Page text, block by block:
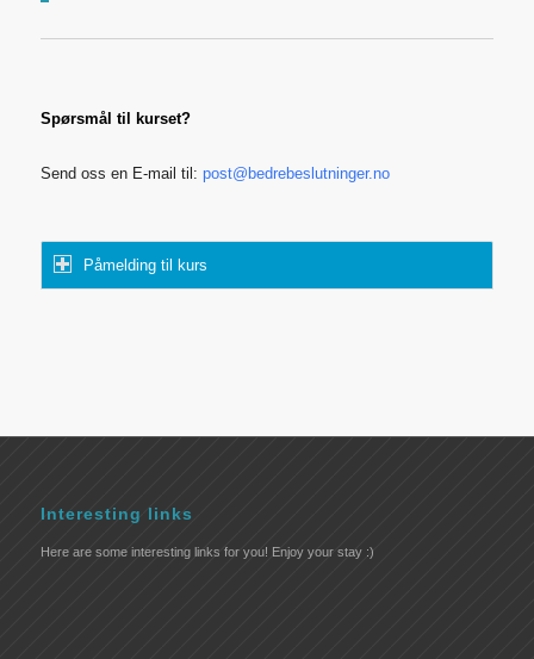
Spørsmål til kurset?
Send oss en E-mail til: post@bedrebeslutninger.no
Påmelding til kurs
Interesting links
Here are some interesting links for you! Enjoy your stay :)